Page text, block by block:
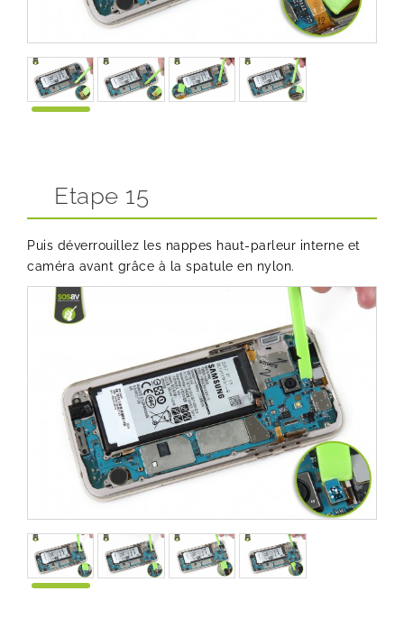
Etape 15
Puis déverrouillez les nappes haut-parleur interne et
caméra avant grâce à la spatule en nylon.